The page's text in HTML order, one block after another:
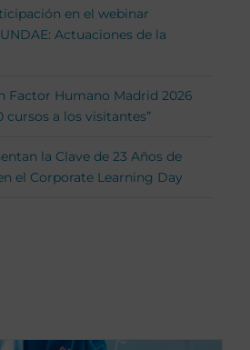
en el webinar
Actuaciones de la
Factor Humano Madrid 2026
cursos a los visitantes”
la Clave de 23 Años de
el Corporate Learning Day